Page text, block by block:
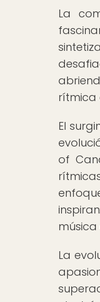
La
rítmica
El
of
La